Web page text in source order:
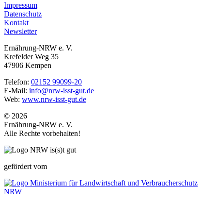
Impressum
Datenschutz
Kontakt
Newsletter
Ernährung-NRW e. V.
Krefelder Weg 35
47906 Kempen
Telefon: 02152 99099-20
E-Mail: info@nrw-isst-gut.de
Web: www.nrw-isst-gut.de
© 2026
Ernährung-NRW e. V.
Alle Rechte vorbehalten!
gefördert vom